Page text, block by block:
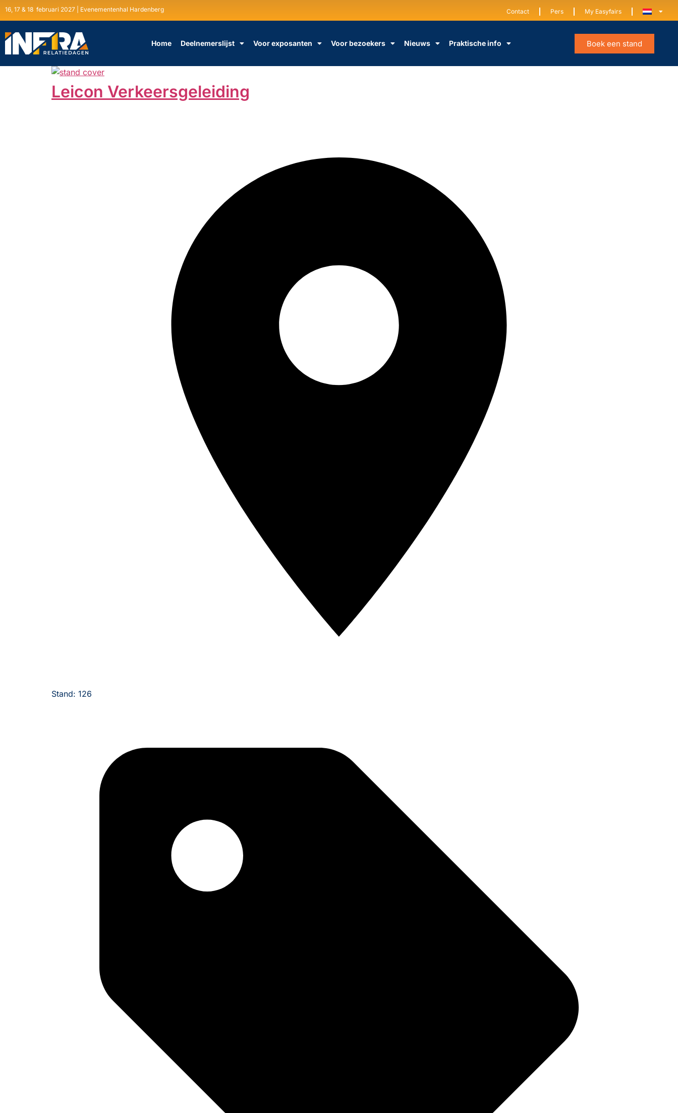
16, 17 & 18 februari 2027 | Evenementenhal Hardenberg Contact Pers My Easyfairs
Home Deelnemerslijst Voor exposanten Voor bezoekers Nieuws Praktische info Boek een stand
Leicon Verkeersgeleiding
Stand: 126